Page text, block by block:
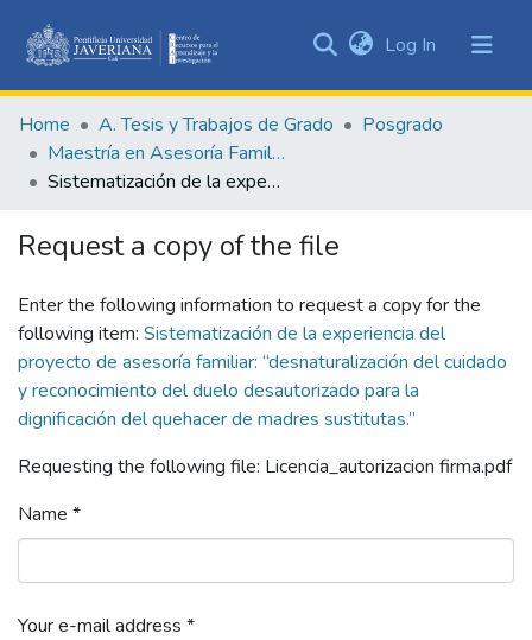
&
Collections
All of DSpace
Statistics
Log In (current)
Home A. Tesis y Trabajos de Grado
Posgrado
Maestría en Asesoría Familiar
Sistematización de la experiencia del proyecto de asesoría familiar: “desnaturalización del cuidado y reconocimiento del duelo desautorizado para la dignificación del quehacer de madres sustitutas.”
Request a copy of the file
Enter the following information to request a copy for the
following item: Sistematización de la experiencia del
proyecto de asesoría familiar: “desnaturalización del cuidado
y reconocimiento del duelo desautorizado para la
dignificación del quehacer de madres sustitutas.”
Requesting the following file: Licencia_autorizacion firma.pdf
Name *
Your e-mail address *